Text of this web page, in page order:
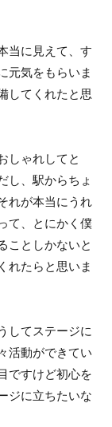
当に見えて、す
元気をもらいま
してくれたと思
しゃれしてと
し、駅からちょ
れが本当にうれ
て、とにかく僕
ことしかないと
れたらと思いま
してステージに
活動ができてい
ですけど初心を
ジに立ちたいな